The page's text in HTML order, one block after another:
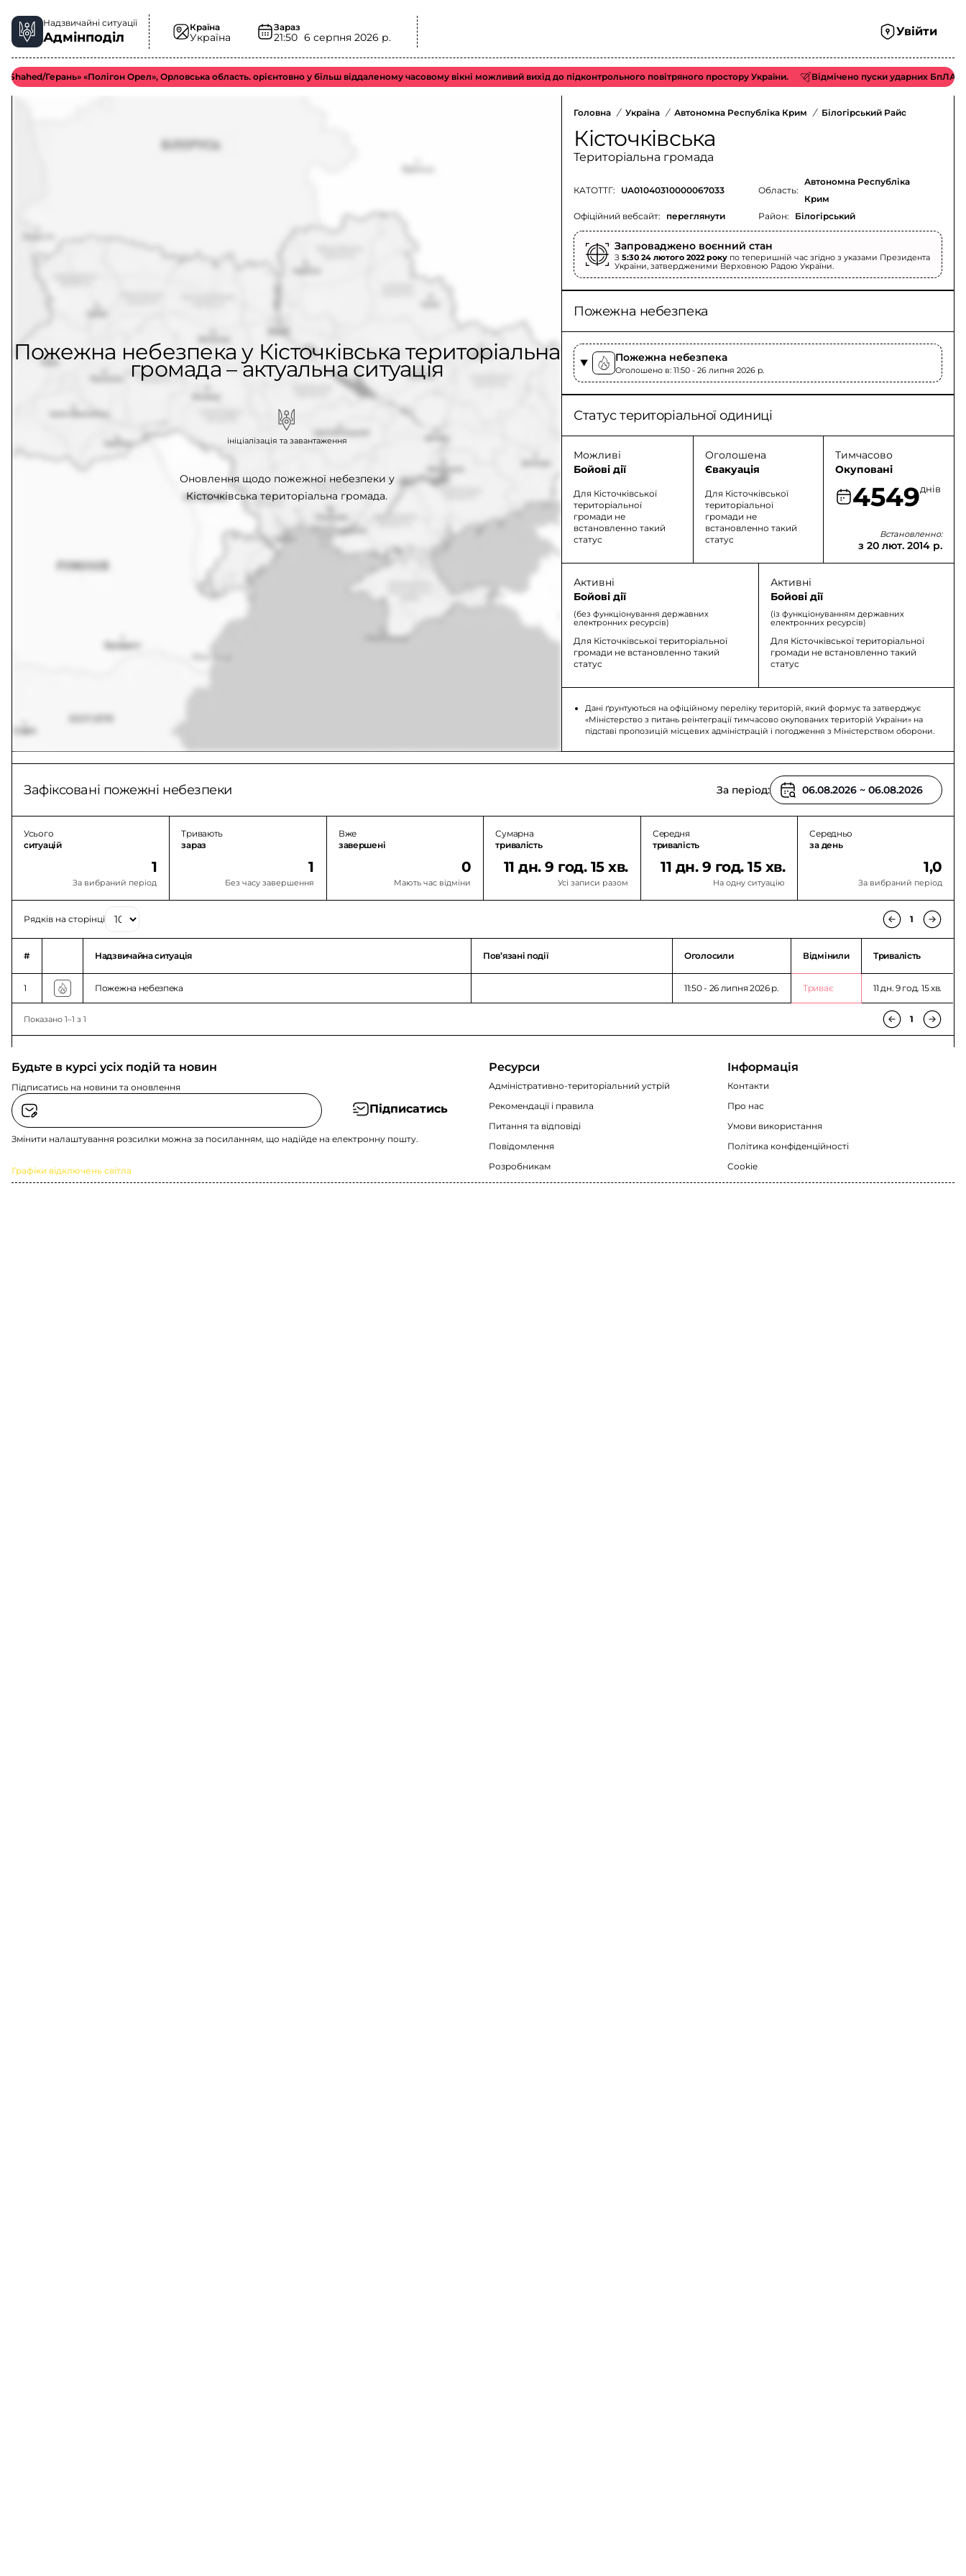
Надзвичайні ситуації
Адмінподіл
Країна
Україна
Зараз
21:50 6 серпня 2026 р. Увійти
Герань» «Полігон Орел», Орловська область. орієнтовно у більш віддаленому часовому вікні можливий вихід до підконтрольного повітряного простору України. Відмічено пуски ударних БпЛА типу
Пожежна небезпека у Кісточківська територіальна
громада – актуальна ситуація
Оновлення щодо пожежної небезпеки у
Кісточківська територіальна громада.
ініціалізація та завантаження
Головна / Україна / Автономна Республіка Крим / Білогірський Район
Кісточківська
Територіальна громада
КАТОТТГ: UA01040310000067033
Офіційний вебсайт: переглянути
Область:
Автономна Республіка
Крим
Район:
Білогірський
Запроваджено воєнний стан
З5:30 24 лютого 2022 року по теперишній час згідно з указами Президента
України, затвердженими Верховною Радою України.
Пожежна небезпека
Пожежна небезпека
Оголошено в: 11:50 - 26 липня 2026 p.
Статус територіальної одиниці
Можливі
Бойові дії
Для Кісточківської
територіальної
громади не
встановленно такий
статус
Оголошена
Євакуація
Для Кісточківської
територіальної
громади не
встановленно такий
статус
Тимчасово
Окуповані
4549днів
Встановленно:
з 20 лют. 2014 р.
Активні
Бойові дії
(без функціонування державних
електронних ресурсів)
Для Кісточківської територіальної
громади не встановленно такий
статус
Активні
Бойові дії
(із функціонуванням державних
електронних ресурсів)
Для Кісточківської територіальної
громади не встановленно такий
статус
Дані ґрунтуються на офіційному переліку територій, який формує та затверджує
«Міністерство з питань реінтеграції тимчасово окупованих територій України» на
підставі пропозицій місцевих адміністрацій і погодження з Міністерством оборони.
Зафіксовані пожежні небезпеки За період:
Усього
ситуацій
1
За вибраний період
Тривають
зараз
1
Без часу завершення
Вже
завершені
0
Мають час відміни
Сумарна
тривалість
11 дн. 9 год. 15 хв.
Усі записи разом
Середня
тривалість
11 дн. 9 год. 15 хв.
На одну ситуацію
Середньо
за день
1,0
За вибраний період
Рядків на сторінці 1
# Надзвичайна ситуація Повʼязані події Оголосили Відмінили Тривалість
1 Пожежна небезпека 11:50 - 26 липня 2026 p. Триває 11 дн. 9 год. 15 хв.
Показано 1–1 з 1 1
Будьте в курсі усіх подій та новин
Підписатись на новини та оновлення
Підписатись
Змінити налаштування розсилки можна за посиланням, що надійде на електронну пошту.
Графіки відключень світла
Ресурси
Адміністративно-територіальний устрій
Рекомендації i правила
Питання та відповіді
Повідомлення
Розробникам
Інформація
Контакти
Про нас
Умови використання
Політика конфіденційності
Cookie